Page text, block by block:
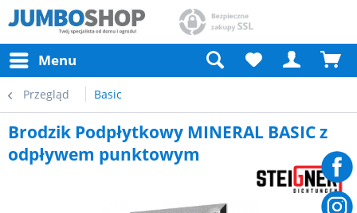
Menu
Przegląd Basic
Brodzik Podpłytkowy MINERAL BASIC z
odpływem punktowym